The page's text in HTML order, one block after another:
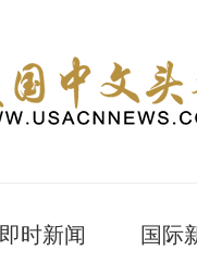
即时新闻 国际